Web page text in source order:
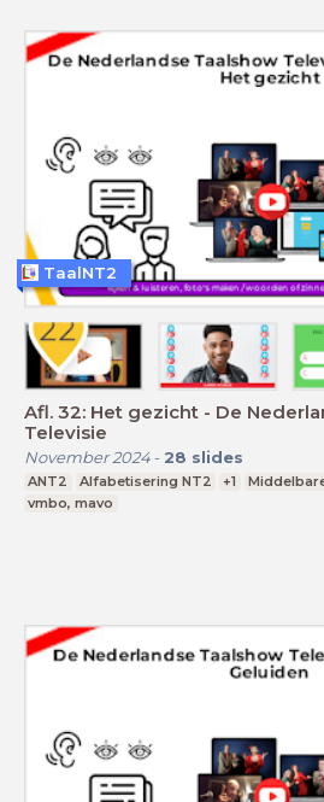
Afl. 32: Het gezicht - De
Televisie
November 2024- 28 slides
ANT2 Alfabetisering NT2 +1
vmbo, mavo
TaalNT2